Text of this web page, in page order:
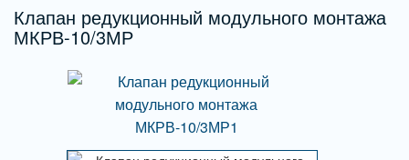
Клапан редукционный модульного монтажа
МКРВ-10/3МР